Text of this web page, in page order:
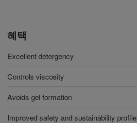
혜택
Excellent detergency
Controls viscosity
Avoids gel formation
Improved safety and sustainability profile